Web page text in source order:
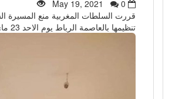
May 19, 2021
0
قررت السلطات المغربية منع المسيرة
تنظيمها بالعاصمة الرباط يوم الاحد 23 ماي الجار ...